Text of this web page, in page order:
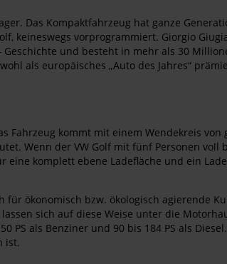
Das Kompaktfahrzeug hat ganze
keineswegs vorprogrammiert. Giorgio
und besteht in mehr als 30
als europäisches „Auto des Jahres“
Fahrzeug kommt mit einem Wendekreis
Wenn der VW Golf mit fünf Personen voll
komplett ebene Ladefläche und ein
ökonomisch bzw. ökologisch agierende
sich auf diese Weise unter die
als Benziner und 90 bis 184 PS als
ist.